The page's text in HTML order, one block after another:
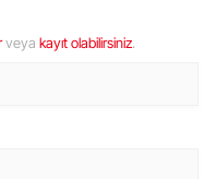
veya kayıt olabilirsiniz.